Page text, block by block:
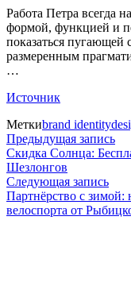
Работа Петра всегда
формой, функцией и
показаться пугающей
размеренным
…
Источник
Меткиbrand identity
Навигация
по
записям
Предыдущая запись
Скидка Солнца:
Шезлонгов
Следующая запись
Партнёрство с зимой:
велоспорта от